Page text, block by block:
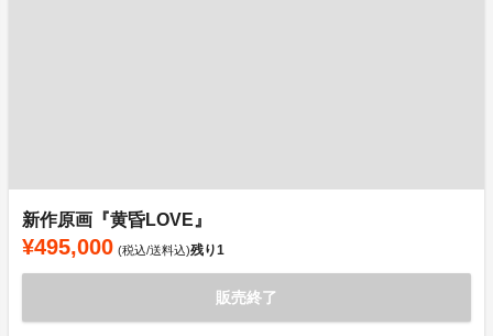
新作原画『黄昏LOVE』
¥495,000 (税込/送料込)残り1
販売終了